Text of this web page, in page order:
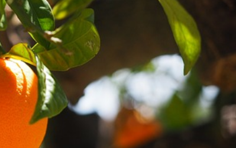
Blog
Jak wybrać salę na kameralne wesele?
Redakcja
13 lipca, 2026
Organizacja kameralnego wesela to wyjątkowe
wyzwanie, które wymaga starannego planowania.
Wybór odpowiedniej sali to kluczowy krok w tym
procesie. Sala na kameralne wesele powinna